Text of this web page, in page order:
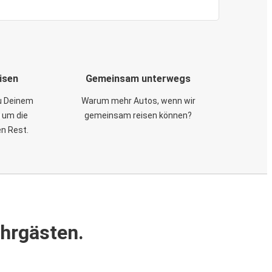
Deinem
die
Rest.
Gemeinsam unterwegs
Warum mehr Autos, wenn wir
gemeinsam reisen können?